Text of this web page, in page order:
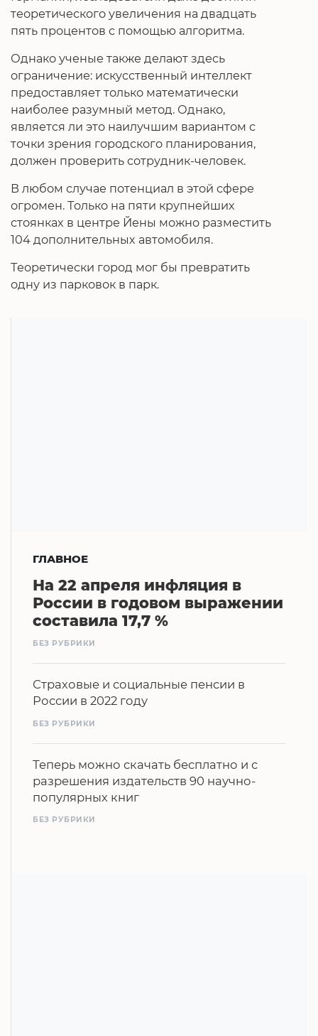
теоретического увеличения на двадцать
пять процентов с помощью алгоритма.
Однако ученые также делают здесь
ограничение: искусственный интеллект
предоставляет только математически
наиболее разумный метод. Однако,
является ли это наилучшим вариантом с
точки зрения городского планирования,
должен проверить сотрудник-человек.
В любом случае потенциал в этой сфере
огромен. Только на пяти крупнейших
стоянках в центре Йены можно разместить
104 дополнительных автомобиля.
Теоретически город мог бы превратить
одну из парковок в парк.
ГЛАВНОЕ
На 22 апреля инфляция в
России в годовом выражении
составила 17,7 %
БЕЗ РУБРИКИ
Страховые и социальные пенсии в
России в 2022 году
БЕЗ РУБРИКИ
Теперь можно скачать бесплатно и с
разрешения издательств 90 научно-
популярных книг
БЕЗ РУБРИКИ